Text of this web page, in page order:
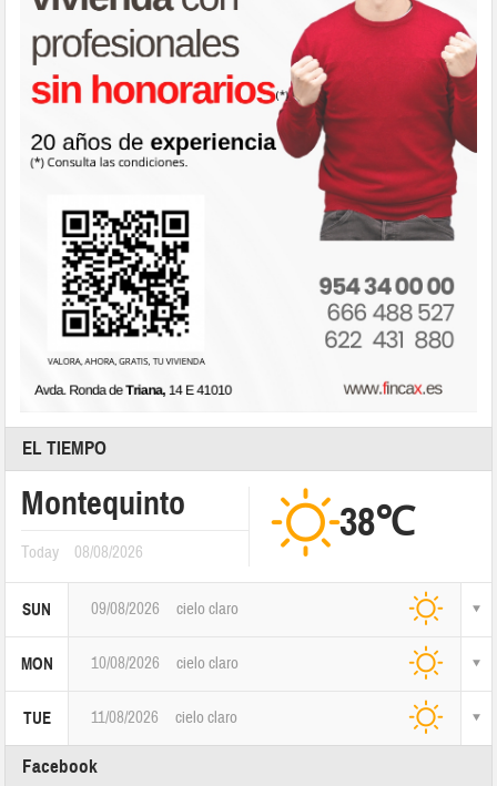
EL TIEMPO
Montequinto
Today 08/08/2026
38℃
SUN 09/08/2026 cielo claro
MON 10/08/2026 cielo claro
TUE 11/08/2026 cielo claro
Facebook